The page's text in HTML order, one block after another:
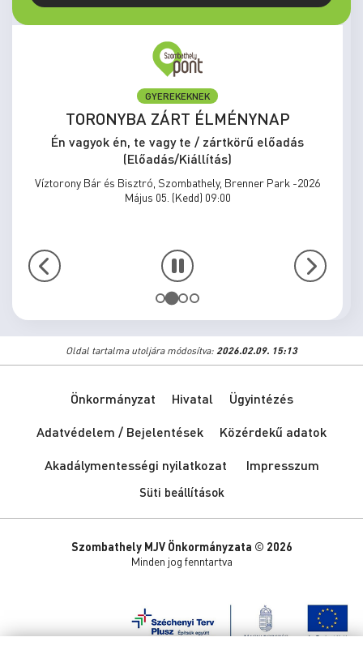
GYEREKEKNEK
TORONYBA ZÁRT ÉLMÉNYNAP
Én vagyok én, te vagy te / zártkörű előadás
(Előadás/Kiállítás)
Víztorony Bár és Bisztró, Szombathely, Brenner Park -2026
Május 05. (Kedd) 09:00
Oldal tartalma utoljára módosítva: 2026.02.09. 15:13
Önkormányzat Hivatal
Ügyintézés
Adatvédelem / Bejelentések
Közérdekű adatok
Akadálymentességi nyilatkozat
Impresszum
Süti beállítások
Szombathely MJV Önkormányzata © 2026
Minden jog fenntartva